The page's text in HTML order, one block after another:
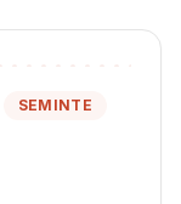
SEMINTE